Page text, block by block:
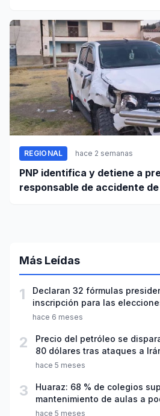
REGIONAL hace 2 semanas
PNP identifica y detiene a
responsable de accidente
Más Leídas
1
Declaran 32 fórmulas
inscripción para las
hace 6 meses
2
Precio del petróleo se
80 dólares tras ataques a
hace 5 meses
3
Huaraz: 68 % de colegios
mantenimiento de aulas a
año escolar 2026
hace 5 meses